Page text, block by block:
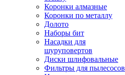
Коронки алмазные
Коронки по металлу
Долото
Наборы бит
Насадки для
шуруповертов
Диски шлифовальные
Фильтры для пылесосов